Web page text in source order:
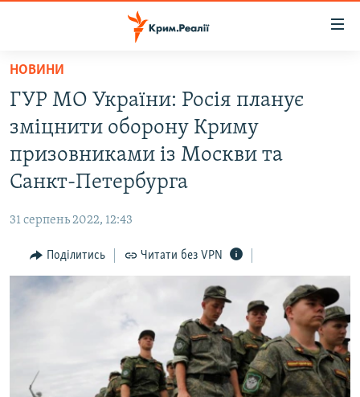
Перейти
основного
матеріалу
до
основної
Перейти
пошуку
ПОЛІТИКА
ПОГЛЯД
ІНТЕРВ'Ю
ВСЕ ЗА ДЕНЬ
ВІДЕОУРОКИ «ELIFBE»
ЯК ОБІЙТИ БЛОКУВАННЯ
Русский
НОВИНИ
ГУР МО України: Росія планує
зміцнити оборону Криму
призовниками із Москви та
Санкт-Петербурга
31 серпень 2022, 12:43
Поділитись Читати без VPN